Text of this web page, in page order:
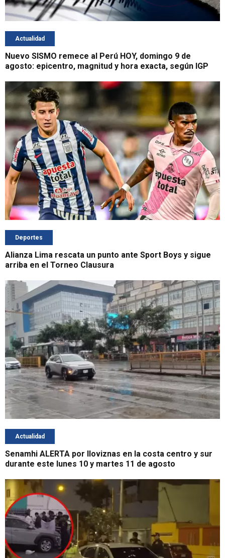
Actualidad
Nuevo SISMO remece al Perú HOY, domingo 9 de
agosto: epicentro, magnitud y hora exacta, según IGP
Deportes
Alianza Lima rescata un punto ante Sport Boys y sigue
arriba en el Torneo Clausura
Actualidad
Senamhi ALERTA por lloviznas en la costa centro y sur
durante este lunes 10 y martes 11 de agosto